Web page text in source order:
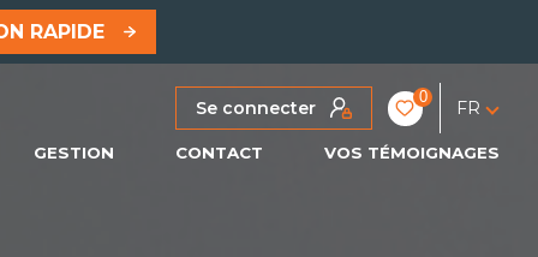
RAPIDE
Se connecter
0
FR
GESTION CONTACT VOS TÉMOIGNAGES